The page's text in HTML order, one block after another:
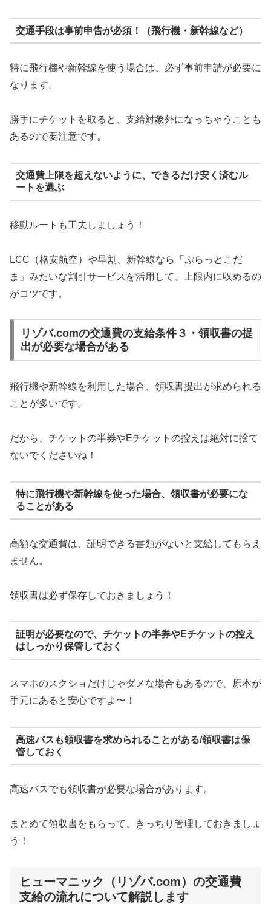
交通手段は事前申告が必須！（飛行機・新幹線など）
特に飛行機や新幹線を使う場合は、必ず事前申請が必要に
なります。
勝手にチケットを取ると、支給対象外になっちゃうことも
あるので要注意です。
交通費上限を超えないように、できるだけ安く済むル
ートを選ぶ
移動ルートも工夫しましょう！
LCC（格安航空）や早割、新幹線なら「ぷらっとこだ
ま」みたいな割引サービスを活用して、上限内に収めるの
がコツです。
リゾバ.comの交通費の支給条件３・領収書の提
出が必要な場合がある
飛行機や新幹線を利用した場合、領収書提出が求められる
ことが多いです。
だから、チケットの半券やEチケットの控えは絶対に捨て
ないでくださいね！
特に飛行機や新幹線を使った場合、領収書が必要にな
ることがある
高額な交通費は、証明できる書類がないと支給してもらえ
ません。
領収書は必ず保存しておきましょう！
証明が必要なので、チケットの半券やEチケットの控え
はしっかり保管しておく
スマホのスクショだけじゃダメな場合もあるので、原本が
手元にあると安心ですよ〜！
高速バスも領収書を求められることがある/領収書は保
管しておく
高速バスでも領収書が必要な場合があります。
まとめて領収書をもらって、きっちり管理しておきましょ
う！
ヒューマニック（リゾバ.com）の交通費
支給の流れについて解説します